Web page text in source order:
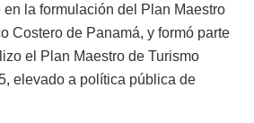
la formulación del Plan Maestro
Costero de Panamá, y formó parte
el Plan Maestro de Turismo
elevado a política pública de